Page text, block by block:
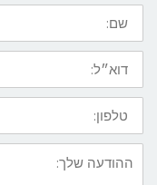
שם
דואר
אלקטרוני
טלפון
ההודעה
שלך